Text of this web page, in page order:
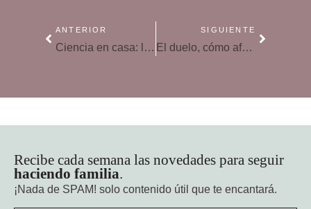
ANTERIOR
Ciencia en casa: las capas del suelo
SIGUIENTE
El duelo, cómo afrontan los niños la pérdida de un ser querido
Recibe cada semana las novedades para seguir
haciendo familia.
¡Nada de SPAM! solo contenido útil que te encantará.